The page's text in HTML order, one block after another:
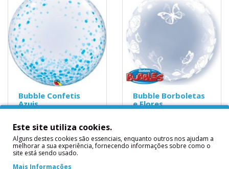
Bubble Confetis
Azuis
AzuisMedidas
Aproximadas: 60.96
cmsApto para encher a
Bubble Borboletas
e Flores
7,40€
Este site utiliza cookies.
Alguns destes cookies são essenciais, enquanto outros nos ajudam a
melhorar a sua experiência, fornecendo informações sobre como o
site está sendo usado.
Mais Informações